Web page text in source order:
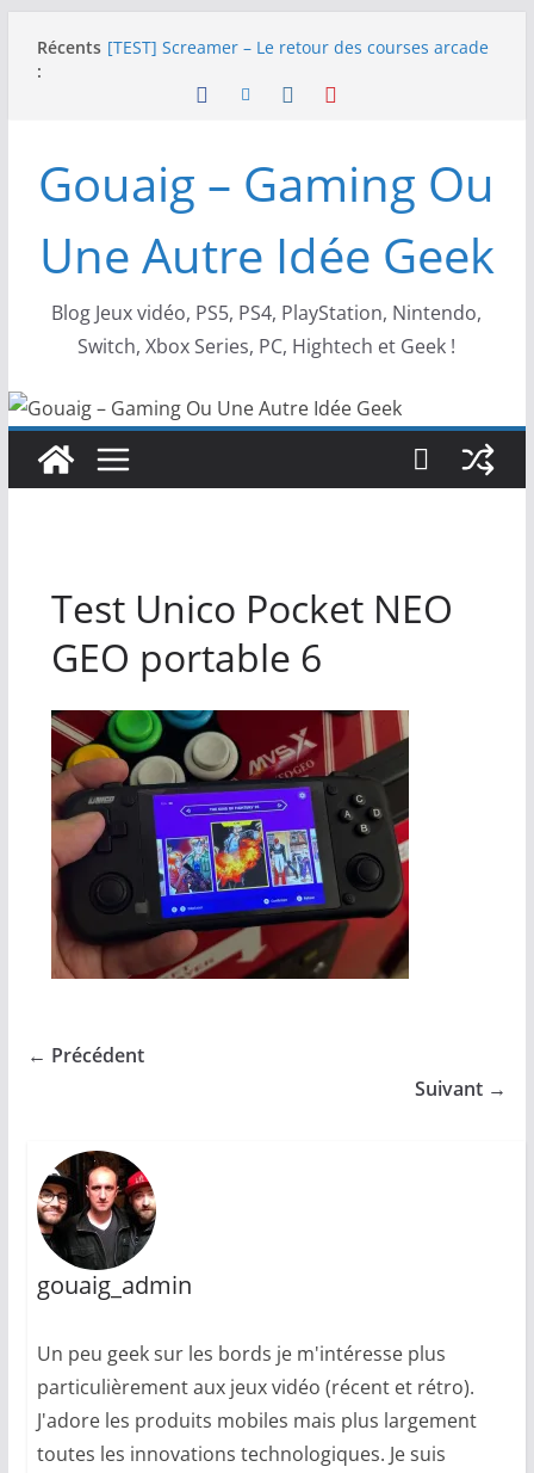
Récents
:
[TEST] Screamer – Le retour des courses arcade
SWITCH 2 : Nouveaux accessoires Turtle Beach X
SNK NEOGEO AES+ : un succès dingue !
NEOGEO AES+ : La légende de l’arcade est de
Gouaig – Gaming Ou
Une Autre Idée Geek
Blog Jeux vidéo, PS5, PS4, PlayStation, Nintendo,
Switch, Xbox Series, PC, Hightech et Geek !
Test Unico Pocket NEO
GEO portable 6
← Précédent
Suivant →
gouaig_admin
Un peu geek sur les bords je m'intéresse plus
particulièrement aux jeux vidéo (récent et rétro).
J'adore les produits mobiles mais plus largement
toutes les innovations technologiques. Je suis